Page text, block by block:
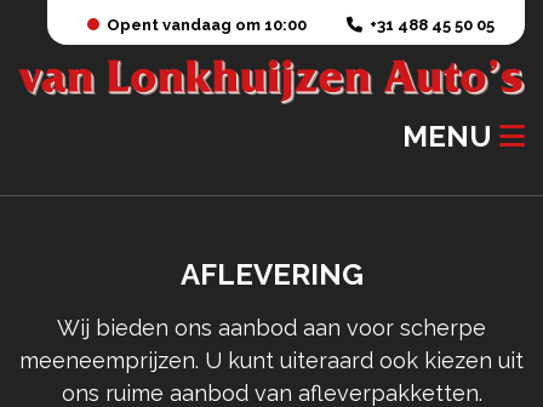
Opent vandaag om 10:00 +31 488 45 50 05
MENU
AFLEVERING
Wij bieden ons aanbod aan voor scherpe
meeneemprijzen. U kunt uiteraard ook kiezen uit
ons ruime aanbod van afleverpakketten.